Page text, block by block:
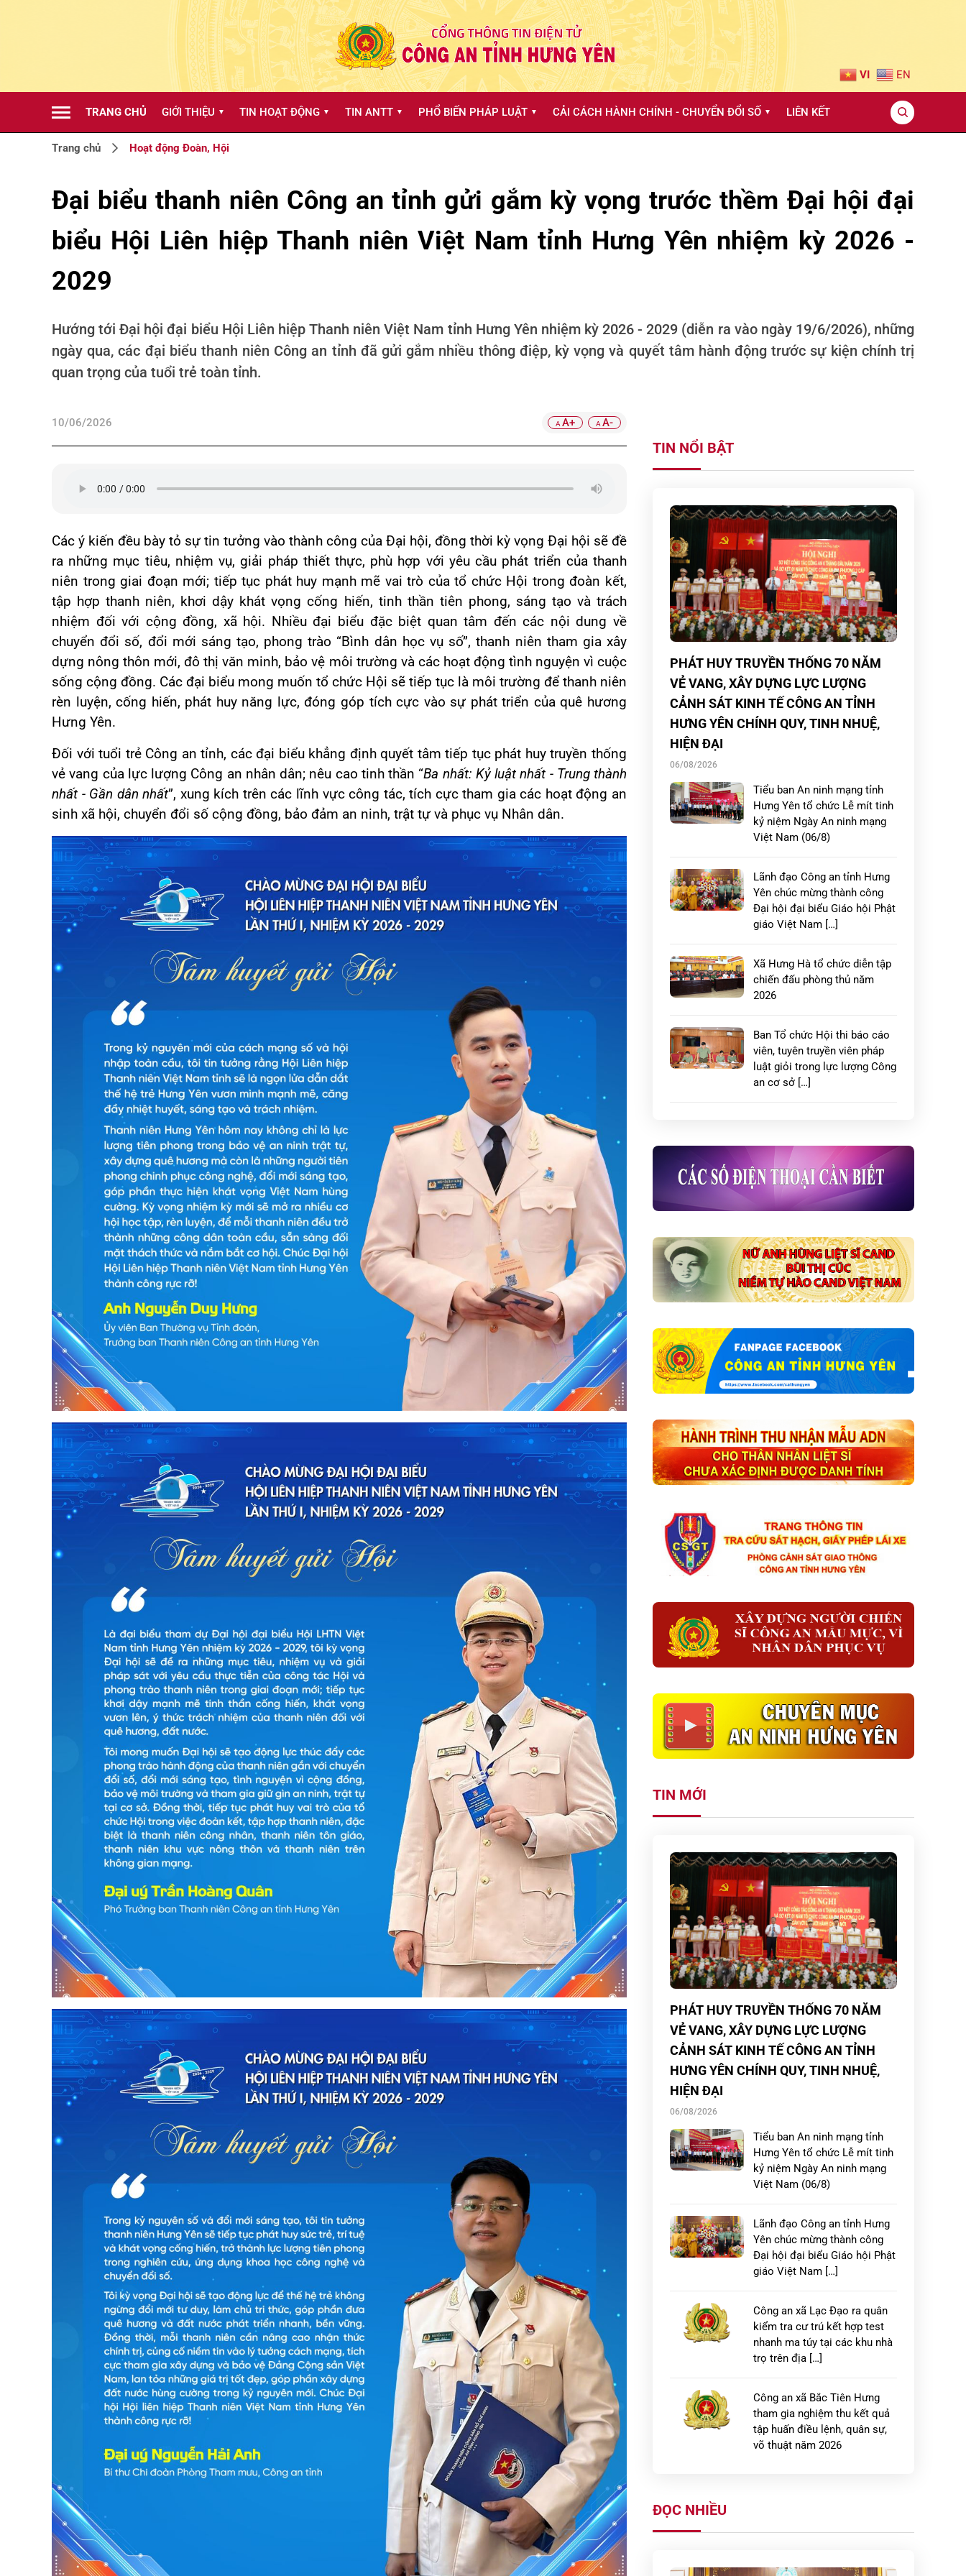
VI EN
TRANG CHỦ GIỚI THIỆU ▼ TIN HOẠT ĐỘNG ▼ TIN ANTT ▼ PHỔ BIẾN PHÁP LUẬT ▼ CẢI CÁCH HÀNH CHÍNH - CHUYỂN ĐỔI SỐ ▼ LIÊN KẾT
Trang chủ Hoạt động Đoàn, Hội
Đại biểu thanh niên Công an tỉnh gửi gắm kỳ vọng trước thềm Đại hội đại
biểu Hội Liên hiệp Thanh niên Việt Nam tỉnh Hưng Yên nhiệm kỳ 2026 -
2029
Hướng tới Đại hội đại biểu Hội Liên hiệp Thanh niên Việt Nam tỉnh Hưng Yên nhiệm kỳ 2026 - 2029 (diễn ra vào ngày 19/6/2026), những
ngày qua, các đại biểu thanh niên Công an tỉnh đã gửi gắm nhiều thông điệp, kỳ vọng và quyết tâm hành động trước sự kiện chính trị
quan trọng của tuổi trẻ toàn tỉnh.
10/06/2026 A A+ A A-
Các ý kiến đều bày tỏ sự tin tưởng vào thành công của Đại hội, đồng thời kỳ vọng Đại hội sẽ đề
ra những mục tiêu, nhiệm vụ, giải pháp thiết thực, phù hợp với yêu cầu phát triển của thanh
niên trong giai đoạn mới; tiếp tục phát huy mạnh mẽ vai trò của tổ chức Hội trong đoàn kết,
tập hợp thanh niên, khơi dậy khát vọng cống hiến, tinh thần tiên phong, sáng tạo và trách
nhiệm đối với cộng đồng, xã hội. Nhiều đại biểu đặc biệt quan tâm đến các nội dung về
chuyển đổi số, đổi mới sáng tạo, phong trào “Bình dân học vụ số”, thanh niên tham gia xây
dựng nông thôn mới, đô thị văn minh, bảo vệ môi trường và các hoạt động tình nguyện vì cuộc
sống cộng đồng. Các đại biểu mong muốn tổ chức Hội sẽ tiếp tục là môi trường để thanh niên
rèn luyện, cống hiến, phát huy năng lực, đóng góp tích cực vào sự phát triển của quê hương
Hưng Yên.
Đối với tuổi trẻ Công an tỉnh, các đại biểu khẳng định quyết tâm tiếp tục phát huy truyền thống
vẻ vang của lực lượng Công an nhân dân; nêu cao tinh thần “Ba nhất: Kỷ luật nhất - Trung thành
nhất - Gần dân nhất”, xung kích trên các lĩnh vực công tác, tích cực tham gia các hoạt động an
sinh xã hội, chuyển đổi số cộng đồng, bảo đảm an ninh, trật tự và phục vụ Nhân dân.
TIN NỔI BẬT
PHÁT HUY TRUYỀN THỐNG 70 NĂM
VẺ VANG, XÂY DỰNG LỰC LƯỢNG
CẢNH SÁT KINH TẾ CÔNG AN TỈNH
HƯNG YÊN CHÍNH QUY, TINH NHUỆ,
HIỆN ĐẠI
06/08/2026
Tiểu ban An ninh mạng tỉnh
Hưng Yên tổ chức Lễ mít tinh
kỷ niệm Ngày An ninh mạng
Việt Nam (06/8)
Lãnh đạo Công an tỉnh Hưng
Yên chúc mừng thành công
Đại hội đại biểu Giáo hội Phật
giáo Việt Nam […]
Xã Hưng Hà tổ chức diễn tập
chiến đấu phòng thủ năm
2026
Ban Tổ chức Hội thi báo cáo
viên, tuyên truyền viên pháp
luật giỏi trong lực lượng Công
an cơ sở […]
TIN MỚI
PHÁT HUY TRUYỀN THỐNG 70 NĂM
VẺ VANG, XÂY DỰNG LỰC LƯỢNG
CẢNH SÁT KINH TẾ CÔNG AN TỈNH
HƯNG YÊN CHÍNH QUY, TINH NHUỆ,
HIỆN ĐẠI
06/08/2026
Tiểu ban An ninh mạng tỉnh
Hưng Yên tổ chức Lễ mít tinh
kỷ niệm Ngày An ninh mạng
Việt Nam (06/8)
Lãnh đạo Công an tỉnh Hưng
Yên chúc mừng thành công
Đại hội đại biểu Giáo hội Phật
giáo Việt Nam […]
Công an xã Lạc Đạo ra quân
kiểm tra cư trú kết hợp test
nhanh ma túy tại các khu nhà
trọ trên địa […]
Công an xã Bắc Tiên Hưng
tham gia nghiệm thu kết quả
tập huấn điều lệnh, quân sự,
võ thuật năm 2026
viên, tuyên truyền viên pháp
ĐỌC NHIỀU